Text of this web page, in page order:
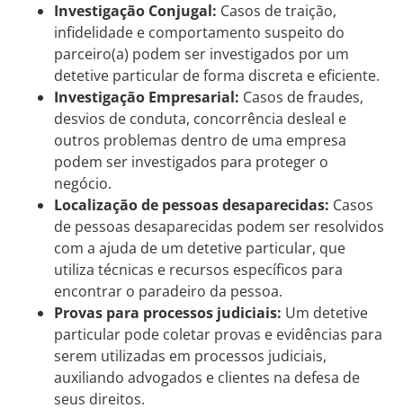
Investigação Conjugal: Casos de traição,
infidelidade e comportamento suspeito do
parceiro(a) podem ser investigados por um
detetive particular de forma discreta e eficiente.
Investigação Empresarial: Casos de fraudes,
desvios de conduta, concorrência desleal e
outros problemas dentro de uma empresa
podem ser investigados para proteger o
negócio.
Localização de pessoas desaparecidas: Casos
de pessoas desaparecidas podem ser resolvidos
com a ajuda de um detetive particular, que
utiliza técnicas e recursos específicos para
encontrar o paradeiro da pessoa.
Provas para processos judiciais: Um detetive
particular pode coletar provas e evidências para
serem utilizadas em processos judiciais,
auxiliando advogados e clientes na defesa de
seus direitos.